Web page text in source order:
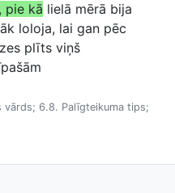
, pie kā lielā mērā bija
loloja, lai gan pēc
plīts viņš
vārds; 6.8. Palīgteikuma tips;